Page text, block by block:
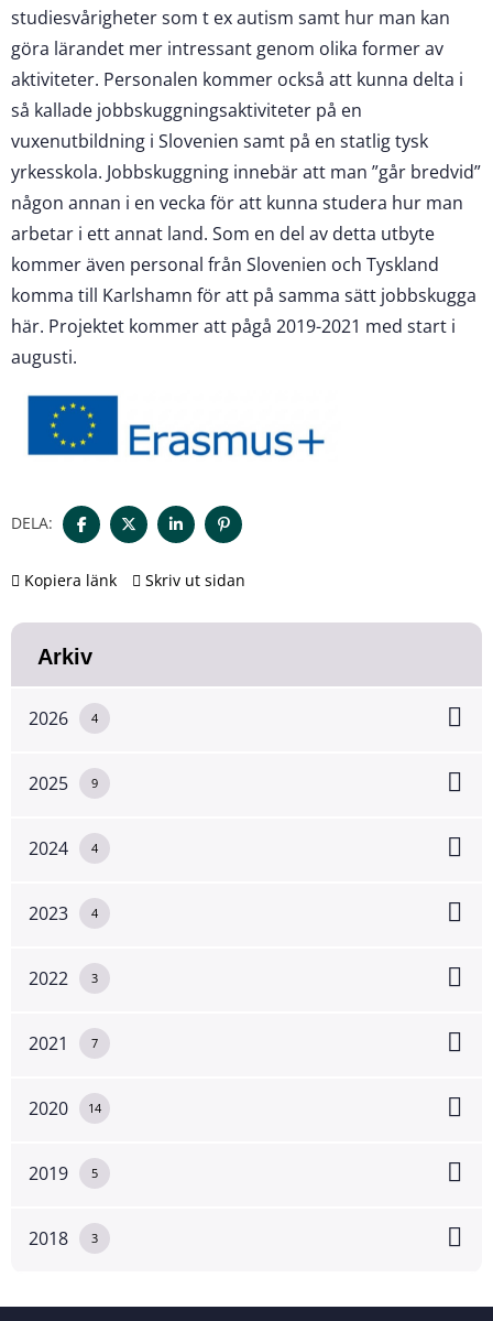
studiesvårigheter som t ex autism samt hur man kan
göra lärandet mer intressant genom olika former av
aktiviteter. Personalen kommer också att kunna delta i
så kallade jobbskuggningsaktiviteter på en
vuxenutbildning i Slovenien samt på en statlig tysk
yrkesskola. Jobbskuggning innebär att man ”går bredvid”
någon annan i en vecka för att kunna studera hur man
arbetar i ett annat land. Som en del av detta utbyte
kommer även personal från Slovenien och Tyskland
komma till Karlshamn för att på samma sätt jobbskugga
här. Projektet kommer att pågå 2019-2021 med start i
augusti.
DELA:
Kopiera länk Skriv ut sidan
Arkiv
2026 4
2025 9
2024 4
2023 4
2022 3
2021 7
2020 14
2019 5
2018 3